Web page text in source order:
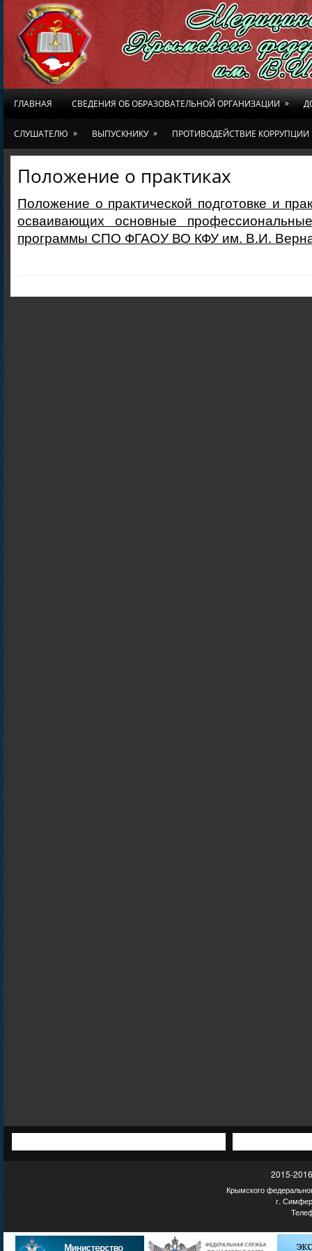
ГЛАВНАЯ СВЕДЕНИЯ ОБ ОБРАЗОВАТЕЛЬНОЙ ОРГАНИЗАЦИИ »
СЛУШАТЕЛЮ » ВЫПУСКНИКУ » ПРОТИВОДЕЙСТВИЕ КОРРУПЦИИ
Положение о практиках
Положение о практической подготовке и
осваивающих основные
программы СПО ФГАОУ ВО КФУ им. В.И.
2015-
Крымского
г.